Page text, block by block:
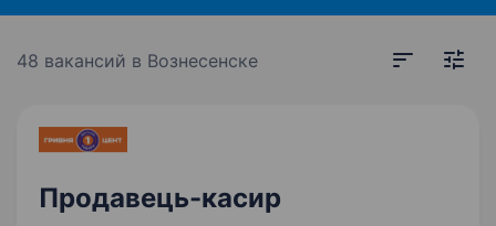
48 вакансий в Вознесенске
Продавець-касир